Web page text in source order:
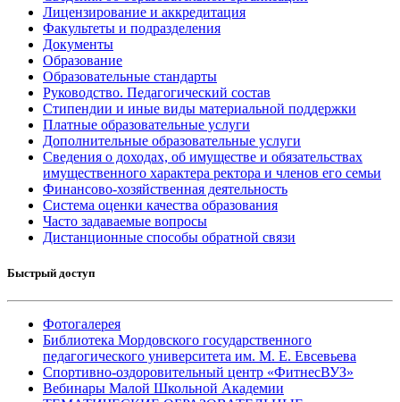
Лицензирование и аккредитация
Факультеты и подразделения
Документы
Образование
Образовательные стандарты
Руководство. Педагогический состав
Стипендии и иные виды материальной поддержки
Платные образовательные услуги
Дополнительные образовательные услуги
Сведения о доходах, об имуществе и обязательствах
имущественного характера ректора и членов его семьи
Финансово-хозяйственная деятельность
Система оценки качества образования
Часто задаваемые вопросы
Дистанционные способы обратной связи
Быстрый доступ
Фотогалерея
Библиотека Мордовского государственного
педагогического университета им. М. Е. Евсевьева
Спортивно-оздоровительный центр «ФитнесВУЗ»
Вебинары Малой Школьной Академии